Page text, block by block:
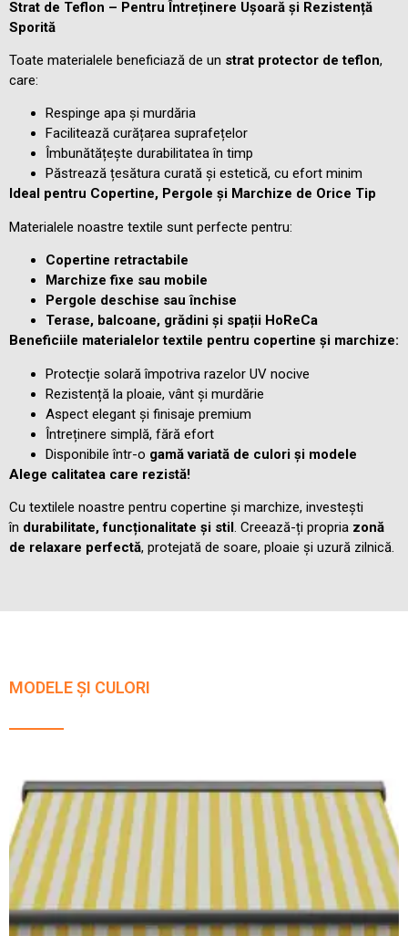
Strat de Teflon – Pentru Întreținere Ușoară și Rezistență
Sporită
Toate materialele beneficiază de un strat protector de teflon,
care:
Respinge apa și murdăria
Facilitează curățarea suprafețelor
Îmbunătățește durabilitatea în timp
Păstrează țesătura curată și estetică, cu efort minim
Ideal pentru Copertine, Pergole și Marchize de Orice Tip
Materialele noastre textile sunt perfecte pentru:
Copertine retractabile
Marchize fixe sau mobile
Pergole deschise sau închise
Terase, balcoane, grădini și spații HoReCa
Beneficiile materialelor textile pentru copertine și marchize:
Protecție solară împotriva razelor UV nocive
Rezistență la ploaie, vânt și murdărie
Aspect elegant și finisaje premium
Întreținere simplă, fără efort
Disponibile într-o gamă variată de culori și modele
Alege calitatea care rezistă!
Cu textilele noastre pentru copertine și marchize, investești
în durabilitate, funcționalitate și stil. Creează-ți propria zonă
de relaxare perfectă, protejată de soare, ploaie și uzură zilnică.
MODELE ȘI CULORI